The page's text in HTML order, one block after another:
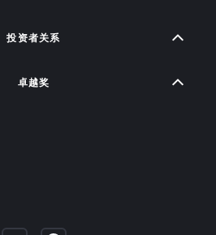
投资者关系
卓越奖